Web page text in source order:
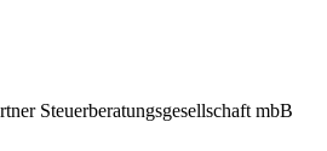
Steuerberatungsgesellschaft mbB